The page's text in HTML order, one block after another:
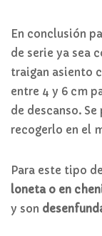
En conclusión
de serie ya sea
traigan asiento
entre 4 y 6 cm
de descanso.
recogerlo en el
Para este tipo
loneta o en
y son